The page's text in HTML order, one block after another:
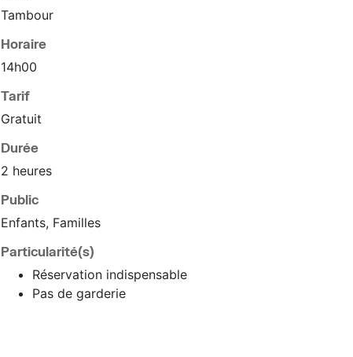
Tambour
Horaire
14h00
Tarif
Gratuit
Durée
2 heures
Public
Enfants, Familles
Particularité(s)
Réservation indispensable
Pas de garderie